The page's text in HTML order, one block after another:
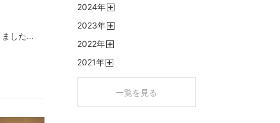
ブログを書くことが滞っておりますなんか色々ありましたその中でも最も大きなことといえば戦争ですイランとの12日間戦争その最中に身を置いている時はあまりの恐怖でブログを書く余裕もなくでもあの時のことは記しておきたい気もするのでまた改めて書こうと思いますさて、最近、すっかりブログを書くことがご無沙汰になり実感したことがあります何かというと『うまく話せない』ということですおそらくですがブログを書くということで思考を言語化しているため頭のなかが整理出来るのだろうと思います副産物として何気なく会話している時もスラスラと言葉が口から出てくるそういうことが起こっているのではないか？という気がします私はもともと口下手な人間なので普段から文章として記録する作業があるかないかではたかが誰かと会話をするときさえも変化があるような気がしますましてやはじめましての時などはブログを書くというトレーニングが実はコミュニケーションを円滑にする助けになっている気がしますしばらくブログを書く作業が滞っただけで言葉がでない！言いたいことを表現できない！という状態に陥っております訓練だと思って改めて続けてみようと思います誰にも読まれなくてもね
2024年
2023年
2022年
2021年
一覧を見る